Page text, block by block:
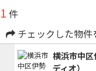
1 件
チェックした物件
横浜市中
ディオ）